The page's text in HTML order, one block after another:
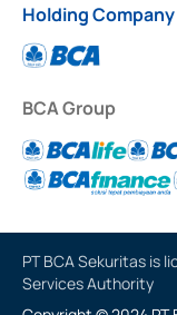
Holding Company
BCA Group
PT BCA Sekuritas is
Services Authority